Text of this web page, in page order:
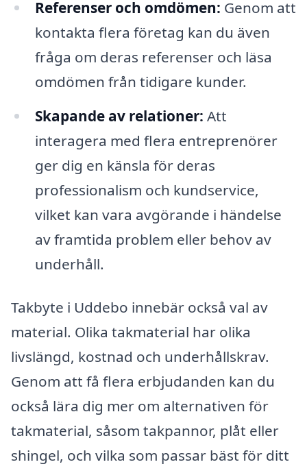
Referenser och omdömen: Genom att
kontakta flera företag kan du även
fråga om deras referenser och läsa
omdömen från tidigare kunder.
Skapande av relationer: Att
interagera med flera entreprenörer
ger dig en känsla för deras
professionalism och kundservice,
vilket kan vara avgörande i händelse
av framtida problem eller behov av
underhåll.
Takbyte i Uddebo innebär också val av
material. Olika takmaterial har olika
livslängd, kostnad och underhållskrav.
Genom att få flera erbjudanden kan du
också lära dig mer om alternativen för
takmaterial, såsom takpannor, plåt eller
shingel, och vilka som passar bäst för ditt